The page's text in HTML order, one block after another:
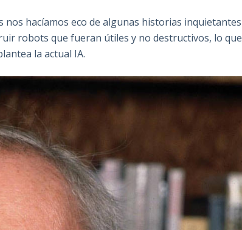
hacíamos eco de algunas historias inquietantes
robots que fueran útiles y no destructivos, lo que
la actual IA.